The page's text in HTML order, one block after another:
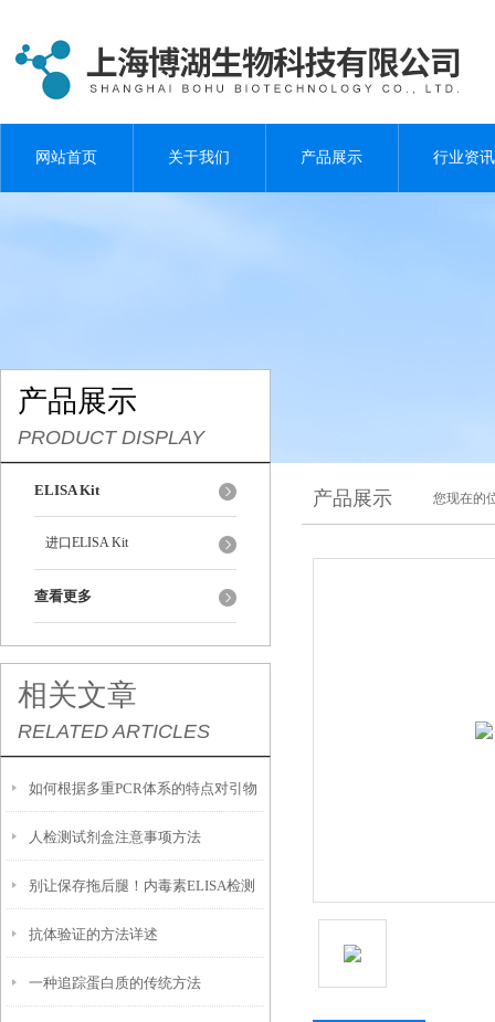
网站首页 关于我们 产品展示 行业资讯
产品展示
PRODUCT DISPLAY
ELISA Kit
进口ELISA Kit
查看更多
相关文章
RELATED ARTICLES
如何根据多重PCR体系的特点对引物
进行优化设计？
人检测试剂盒注意事项方法
别让保存拖后腿！内毒素ELISA检测
试剂盒的正确存放法则
​抗体验证的方法详述
一种追踪蛋白质的传统方法
产品展示 您现在的